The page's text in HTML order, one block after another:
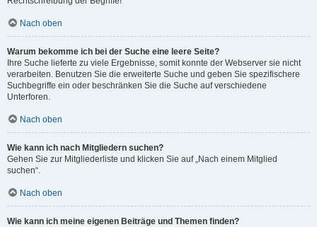
Nach oben
Warum bekomme ich bei der Suche eine leere Seite?
Ihre Suche lieferte zu viele Ergebnisse, somit konnte der Webserver sie nicht
verarbeiten. Benutzen Sie die erweiterte Suche und geben Sie spezifischere
Suchbegriffe ein oder beschränken Sie die Suche auf verschiedene
Unterforen.
Nach oben
Wie kann ich nach Mitgliedern suchen?
Gehen Sie zur Mitgliederliste und klicken Sie auf „Nach einem Mitglied
suchen“.
Nach oben
Wie kann ich meine eigenen Beiträge und Themen finden?